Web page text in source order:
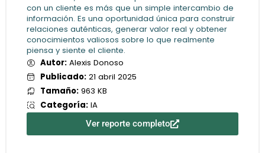
con un cliente es más que un simple intercambio de
información. Es una oportunidad única para construir
relaciones auténticas, generar valor real y obtener
conocimientos valiosos sobre lo que realmente
piensa y siente el cliente.
Autor:Alexis Donoso
Publicado:21 abril 2025
Tamaño:963 KB
Categoría:IA
Ver reporte completo